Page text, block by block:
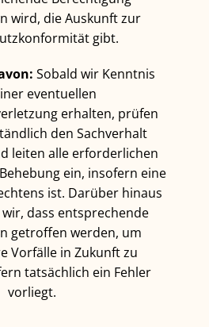
wird, die Auskunft zur
gibt.
Sobald wir Kenntnis
eventuellen
erhalten, prüfen
den Sachverhalt
leiten alle erforderlichen
ein, insofern eine
ist. Darüber hinaus
dass entsprechende
getroffen werden, um
Vorfälle in Zukunft zu
tatsächlich ein Fehler
vorliegt.